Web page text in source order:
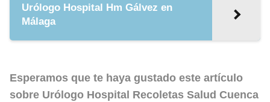
Urólogo Hospital Hm Gálvez en
Málaga
Esperamos que te haya gustado este artículo
sobre Urólogo Hospital Recoletas Salud Cuenca